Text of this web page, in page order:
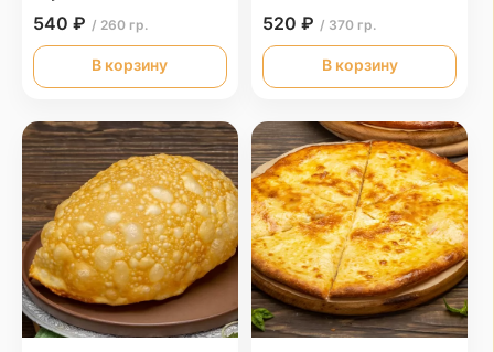
540 ₽ / 260 гр.
В корзину
520 ₽ / 370 гр.
В корзину